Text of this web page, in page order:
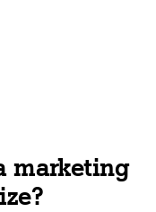
marketing